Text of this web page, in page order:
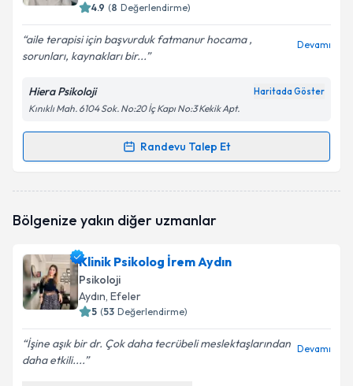
4.9 (8 Değerlendirme)
aile terapisi için başvurduk fatmanur hocama ,
sorunları, kaynakları bir...
Devamı
Hiera Psikoloji Haritada Göster
Kınıklı Mah. 6104 Sok. No:20 İç Kapı No:3 Kekik Apt.
Randevu Talep Et
Randevu Takvimi Talebi
oluşturun. Size bu uzmandan randevu almanız için bir
E-posta Adresiniz
Kişisel verilerimin işlenmesine ilişkinAydınlatma
Metni
Bölgenize yakın diğer uzmanlar
Klinik Psikolog İrem Aydın
Psikoloji
Aydın, Efeler
5 (53 Değerlendirme)
İşine aşık bir dr. Çok daha tecrübeli meslektaşlarından
daha etkili....
Devamı